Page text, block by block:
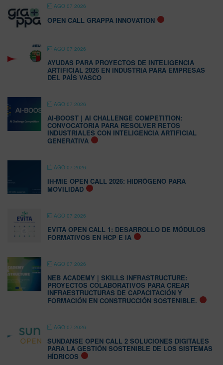
AGO 07 2026
OPEN CALL GRAPPA INNOVATION
AGO 07 2026
AYUDAS PARA PROYECTOS DE INTELIGENCIA
ARTIFICIAL 2026 EN INDUSTRIA PARA EMPRESAS
DEL PAÍS VASCO
AGO 07 2026
AI-BOOST | AI CHALLENGE COMPETITION:
CONVOCATORIA PARA RESOLVER RETOS
INDUSTRIALES CON INTELIGENCIA ARTIFICIAL
GENERATIVA
AGO 07 2026
IH-MIE OPEN CALL 2026: HIDRÓGENO PARA
MOVILIDAD
AGO 07 2026
EVITA OPEN CALL 1: DESARROLLO DE MÓDULOS
FORMATIVOS EN HCP E IA
AGO 07 2026
NEB ACADEMY | SKILLS INFRASTRUCTURE:
PROYECTOS COLABORATIVOS PARA CREAR
INFRAESTRUCTURAS DE CAPACITACIÓN Y
FORMACIÓN EN CONSTRUCCIÓN SOSTENIBLE.
AGO 07 2026
SUNDANSE OPEN CALL 2 SOLUCIONES DIGITALES
PARA LA GESTIÓN SOSTENIBLE DE LOS SISTEMAS
HÍDRICOS